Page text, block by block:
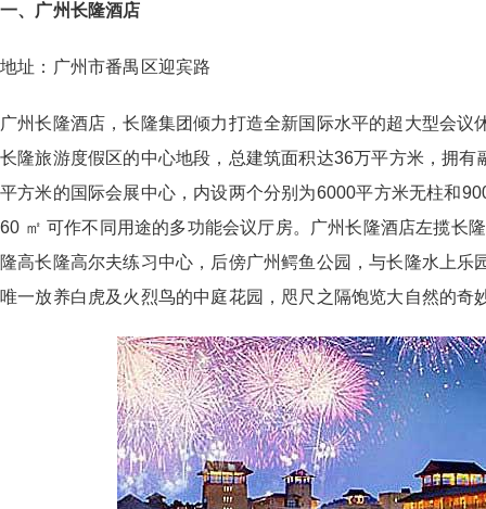
一、广州长隆酒店
地址：广州市番禺区迎宾路
广州长隆酒店，长隆集团倾力打造全新国际水平的超大型会
长隆旅游度假区的中心地段，总建筑面积达36万平方米，拥
平方米的国际会展中心，内设两个分别为6000平方米无柱和
60 ㎡ 可作不同用途的多功能会议厅房。广州长隆酒店左揽长
隆高长隆高尔夫练习中心，后傍广州鳄鱼公园，与长隆水上
唯一放养白虎及火烈鸟的中庭花园，咫尺之隔饱览大自然的